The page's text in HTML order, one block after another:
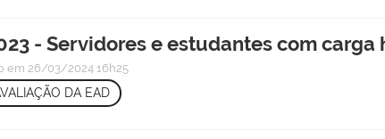
- Servidores e estudantes com
em 26/03/2024 16h25
DA EAD